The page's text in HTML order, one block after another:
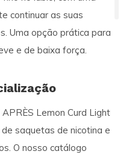
continuar as suas
Uma opção prática para
e de baixa força.
Lemon Curd Light
saquetas de nicotina e
O nosso catálogo